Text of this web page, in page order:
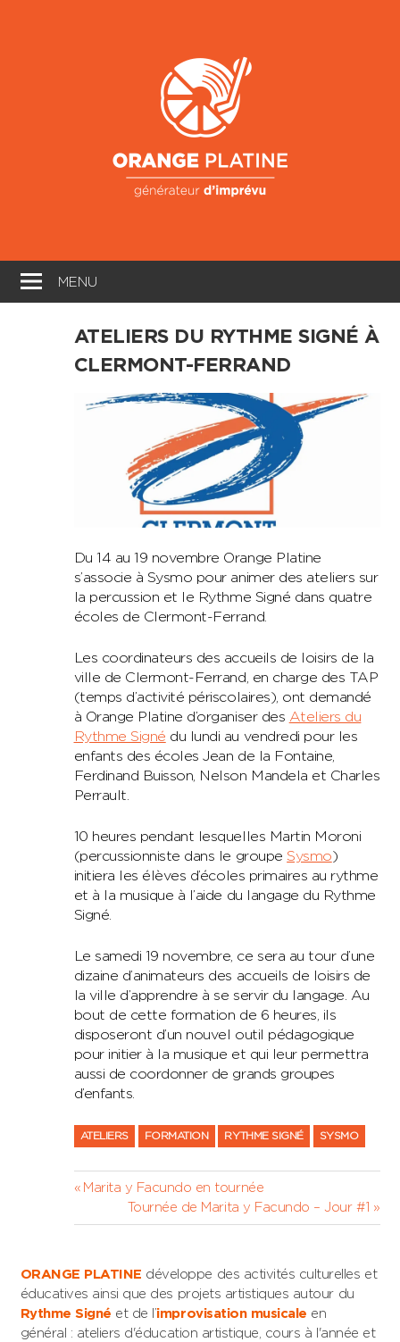
d'imprévu
MENU
ATELIERS DU RYTHME SIGNÉ À
CLERMONT-FERRAND
Du 14 au 19 novembre Orange Platine
s’associe à Sysmo pour animer des ateliers sur
la percussion et le Rythme Signé dans quatre
écoles de Clermont-Ferrand.
Les coordinateurs des accueils de loisirs de la
ville de Clermont-Ferrand, en charge des TAP
(temps d’activité périscolaires), ont demandé
à Orange Platine d’organiser des Ateliers du
Rythme Signé du lundi au vendredi pour les
enfants des écoles Jean de la Fontaine,
Ferdinand Buisson, Nelson Mandela et Charles
Perrault.
10 heures pendant lesquelles Martin Moroni
(percussionniste dans le groupeSysmo)
initiera les élèves d’écoles primaires au rythme
et à la musique à l’aide du langage du Rythme
Signé.
Le samedi 19 novembre, ce sera au tour d’une
dizaine d’animateurs des accueils de loisirs de
la ville d’apprendre à se servir du langage. Au
bout de cette formation de 6 heures, ils
disposeront d’un nouvel outil pédagogique
pour initier à la musique et qui leur permettra
aussi de coordonner de grands groupes
d’enfants.
ATELIERS FORMATION RYTHME SIGNÉ SYSMO
Navigation
de
Previous
Marita y Facundo en tournée
Next
Post:
Tournée de Marita y Facundo – Jour #1
ORANGE PLATINE développe des activités culturelles et
éducatives ainsi que des projets artistiques autour du
Rythme Signé et de l’improvisation musicale en
général : ateliers d'éducation artistique, cours à l'année et